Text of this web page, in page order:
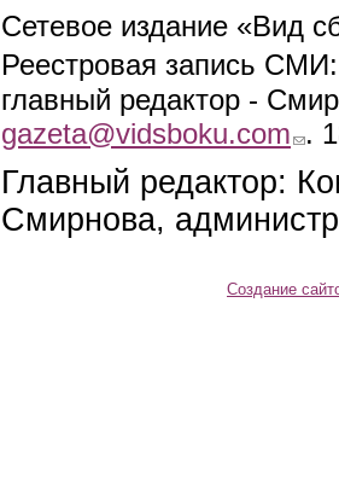
Сетевое издание «Вид
Реестровая запись
главный редактор -
gazeta@vidsboku.com (link
.
Главный редактор:
Смирнова,
Создание